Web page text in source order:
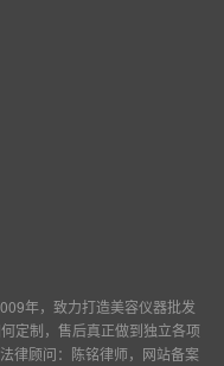
年，致力打造美容仪器批发
定制，售后真正做到独立各项
律顾问：陈铭律师，网站备案